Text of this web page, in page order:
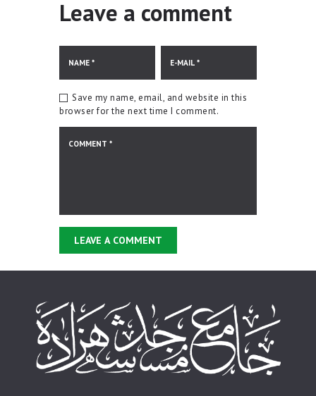
Leave a comment
Save my name, email, and website in this
browser for the next time I comment.